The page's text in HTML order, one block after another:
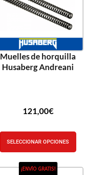
Muelles de horquilla
Husaberg Andreani
121,00€
SELECCIONAR OPCIONES
¡ENVÍO GRATIS!